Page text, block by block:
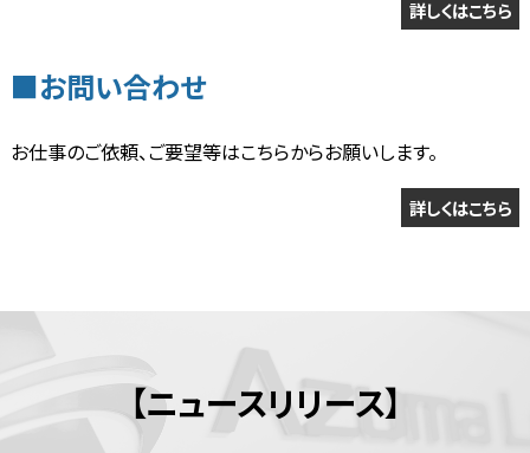
詳しくはこちら
■お問い合わせ
お仕事のご依頼、ご要望等はこちらからお願いします。
詳しくはこちら
【ニュースリリース】